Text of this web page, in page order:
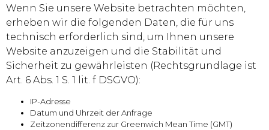
Wenn Sie unsere Website betrachten möchten,
erheben wir die folgenden Daten, die für uns
technisch erforderlich sind, um Ihnen unsere
Website anzuzeigen und die Stabilität und
Sicherheit zu gewährleisten (Rechtsgrundlage ist
Art. 6 Abs. 1 S. 1 lit. f DSGVO):
IP-Adresse
Datum und Uhrzeit der Anfrage
Zeitzonendifferenz zur Greenwich Mean Time (GMT)